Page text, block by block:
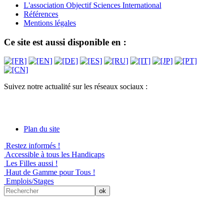
L'association Objectif Sciences International
Références
Mentions légales
Ce site est aussi disponible en :
Suivez notre actualité sur les réseaux sociaux :
Plan du site
Restez informés !
Accessible à tous les Handicaps
Les Filles aussi !
Haut de Gamme pour Tous !
Emplois/Stages